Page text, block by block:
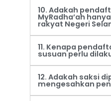
10. Adakah
MyRadha’ah
rakyat Negeri
11. Kenapa
susuan perlu
12. Adakah saksi
mengesahkan